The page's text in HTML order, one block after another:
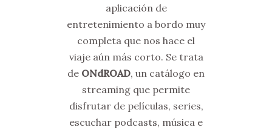
aplicación de
entretenimiento a bordo muy
completa que nos hace el
viaje aún más corto. Se trata
de ONdROAD, un catálogo en
streaming que permite
disfrutar de películas, series,
escuchar podcasts, música e